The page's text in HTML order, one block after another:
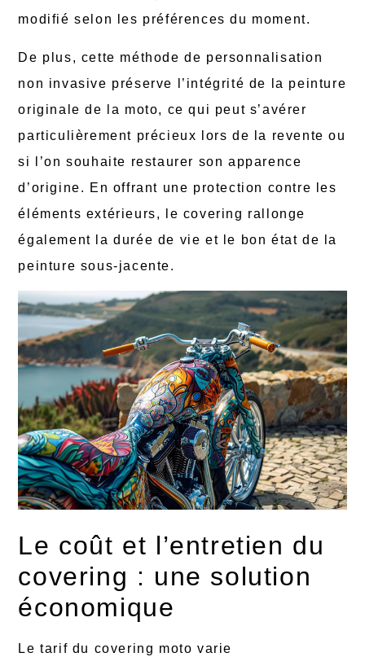
modifié selon les préférences du moment.
De plus, cette méthode de personnalisation
non invasive préserve l’intégrité de la peinture
originale de la moto, ce qui peut s’avérer
particulièrement précieux lors de la revente ou
si l’on souhaite restaurer son apparence
d’origine. En offrant une protection contre les
éléments extérieurs, le covering rallonge
également la durée de vie et le bon état de la
peinture sous-jacente.
Le coût et l’entretien du
covering : une solution
économique
Le tarif du covering moto varie